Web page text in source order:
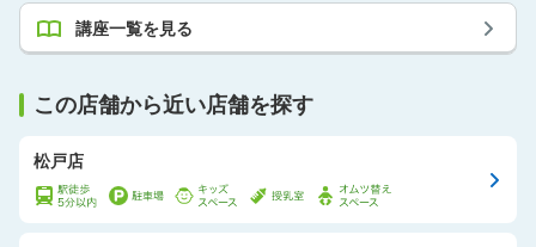
講座一覧を見る
この店舗から近い店舗を探す
松戸店